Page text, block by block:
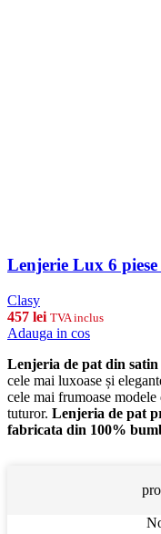
Lenjerie Lux 6
Clasy
457 lei TVA inclus
Adauga in cos
Lenjeria de pat din satin
cele mai luxoase și
cele mai frumoase
tuturor. Lenjeria de pat
fabricata din 100%